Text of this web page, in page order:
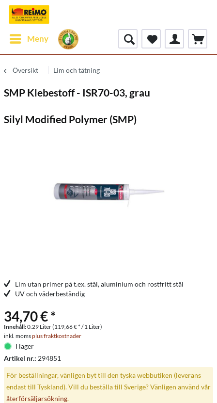
Meny
Översikt Lim och tätning
SMP Klebestoff - ISR70-03, grau
Silyl Modified Polymer (SMP)
Lim utan primer på t.ex. stål, aluminium och rostfritt stål
UV och väderbeständig
34,70 € *
Innehåll:0.29 Liter (119,66 € * / 1 Liter)
inkl. momsplus fraktkostnader
I lager
Artikel nr.: 294851
För beställningar, vänligen byt till den tyska webbutiken (leverans
endast till Tyskland). Vill du beställa till Sverige? Vänligen använd vår
återförsäljarsökning.